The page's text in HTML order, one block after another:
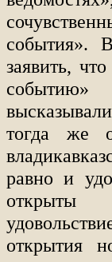
события».
заявить,
событию»
тогда же
равно и
открыты
открытия